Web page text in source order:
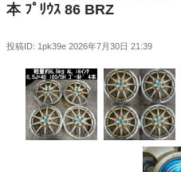
本 ﾌﾟﾘｳｽ 86 BRZ
投稿ID: 1pk39e 2026年7月30日 21:39